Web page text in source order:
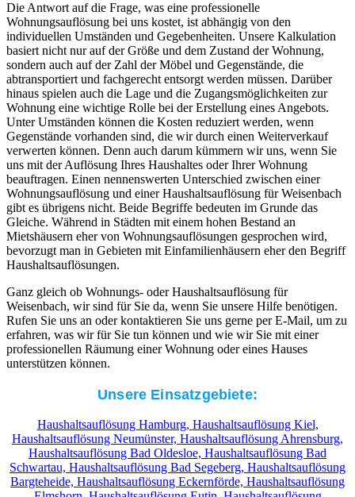
Die Antwort auf die Frage, was eine professionelle
Wohnungsauflösung bei uns kostet, ist abhängig von den
individuellen Umständen und Gegebenheiten. Unsere Kalkulation
basiert nicht nur auf der Größe und dem Zustand der Wohnung,
sondern auch auf der Zahl der Möbel und Gegenstände, die
abtransportiert und fachgerecht entsorgt werden müssen. Darüber
hinaus spielen auch die Lage und die Zugangsmöglichkeiten zur
Wohnung eine wichtige Rolle bei der Erstellung eines Angebots.
Unter Umständen können die Kosten reduziert werden, wenn
Gegenstände vorhanden sind, die wir durch einen Weiterverkauf
verwerten können. Denn auch darum kümmern wir uns, wenn Sie
uns mit der Auflösung Ihres Haushaltes oder Ihrer Wohnung
beauftragen. Einen nennenswerten Unterschied zwischen einer
Wohnungsauflösung und einer Haushaltsauflösung für Weisenbach
gibt es übrigens nicht. Beide Begriffe bedeuten im Grunde das
Gleiche. Während in Städten mit einem hohen Bestand an
Mietshäusern eher von Wohnungsauflösungen gesprochen wird,
bevorzugt man in Gebieten mit Einfamilienhäusern eher den Begriff
Haushaltsauflösungen.
Ganz gleich ob Wohnungs- oder Haushaltsauflösung für
Weisenbach, wir sind für Sie da, wenn Sie unsere Hilfe benötigen.
Rufen Sie uns an oder kontaktieren Sie uns gerne per E-Mail, um zu
erfahren, was wir für Sie tun können und wie wir Sie mit einer
professionellen Räumung einer Wohnung oder eines Hauses
unterstützen können.
Unsere Einsatzgebiete:
Haushaltsauflösung Hamburg, Haushaltsauflösung Kiel,
Haushaltsauflösung Neumünster, Haushaltsauflösung Ahrensburg,
Haushaltsauflösung Bad Oldesloe, Haushaltsauflösung Bad
Schwartau, Haushaltsauflösung Bad Segeberg, Haushaltsauflösung
Bargteheide, Haushaltsauflösung Eckernförde, Haushaltsauflösung